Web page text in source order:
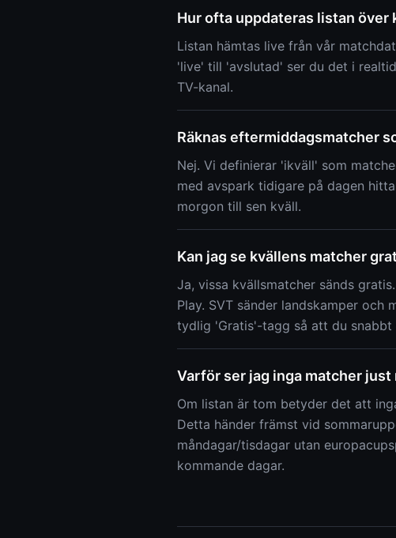
Hur ofta uppdateras listan över
Listan hämtas live från vår
'live' till 'avslutad' ser du det i
TV-kanal.
Räknas eftermiddagsmatcher
Nej. Vi definierar 'ikväll' som
med avspark tidigare på dagen
morgon till sen kväll.
Kan jag se kvällens matcher
Ja, vissa kvällsmatcher sänds
Play. SVT sänder landskamper
tydlig 'Gratis'-tagg så att du snabbt
Varför ser jag inga matcher just
Om listan är tom betyder det att
Detta händer främst vid
måndagar/tisdagar utan
kommande dagar.